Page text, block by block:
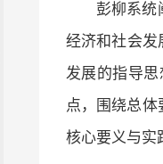
彭柳系统
经济和社会发
发展的指导
点，围绕总体
核心要义与实